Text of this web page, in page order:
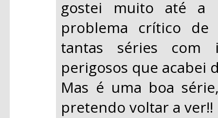
gostei muito até a
problema crítico
tantas séries com
perigosos que acabei
Mas é uma boa
pretendo voltar a ver!!